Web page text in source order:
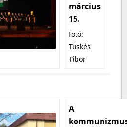
március
15.
fotó:
Tüskés
Tibor
A